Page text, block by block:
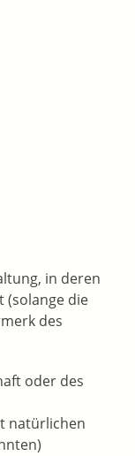
in deren
(solange die
des
oder des
natürlichen